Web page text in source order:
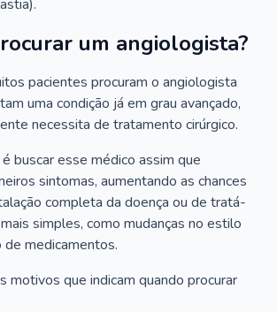
um angiologista?
pacientes procuram o angiologista
uma condição já em grau avançado,
necessita de tratamento cirúrgico.
buscar esse médico assim que
sintomas, aumentando as chances
completa da doença ou de tratá-
simples, como mudanças no estilo
medicamentos.
motivos que indicam quando procurar